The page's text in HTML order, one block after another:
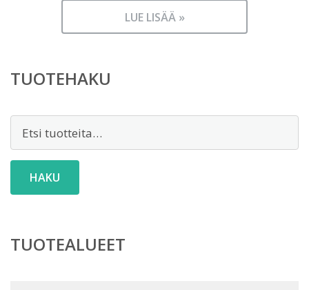
LUE LISÄÄ »
TUOTEHAKU
HAKU
TUOTEALUEET